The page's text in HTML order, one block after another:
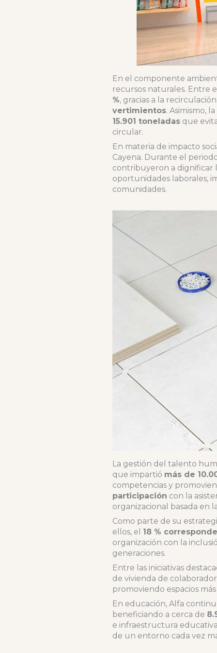
En el componente
recursos naturales. Entre
%, gracias a la
vertimientos. Asimismo,
15.901 toneladas que
circular.
En materia de impacto
Cayena. Durante el
contribuyeron a dignificar
oportunidades laborales,
comunidades.
La gestión del talento
que impartió más de
competencias y
participación con la
organizacional basada en
Como parte de su
ellos, el 18 %
organización con la
generaciones.
Entre las iniciativas
de vivienda de
promoviendo espacios
En educación, Alfa
beneficiando a cerca de
e infraestructura
de un entorno cada vez